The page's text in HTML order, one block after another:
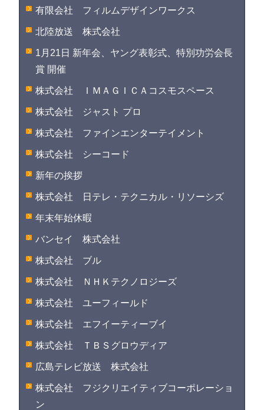
有限会社 フィルムデザインワークス
北陸放送 株式会社
1月21日 新年会、ヤング表彰式、特別功労会長
賞 開催
株式会社 ＩＭＡＧＩＣＡコスモスペース
株式会社 ジャスト プロ
株式会社 ファインエンターテイメント
株式会社 シーコード
新年の挨拶
株式会社 日テレ・テクニカル・リソーシズ
年末年始休暇
バンセイ 株式会社
株式会社 ブル
株式会社 ＮＨＫテクノロジーズ
株式会社 ユーフィールド
株式会社 エフイーティーブイ
株式会社 ＴＢＳグロウディア
広島テレビ放送 株式会社
株式会社 フジクリエイティブコーポレーショ
ン